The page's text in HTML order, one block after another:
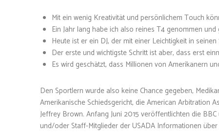
Mit ein wenig Kreativität und persönlichem Touch
Ein Jahr lang habe ich also reines T4 genommen
Heute ist er ein DJ, der mit einer Leichtigkeit in
Der erste und wichtigste Schritt ist aber, dass erst
Es wird geschätzt, dass Millionen von Amerikanern
Den Sportlern wurde also keine Chance gegeben,
Amerikanische Schiedsgericht, die American Arbitration
Jeffrey Brown. Anfang Juni 2015 veröffentlichten die
und/oder Staff-Mitglieder der USADA Informationen